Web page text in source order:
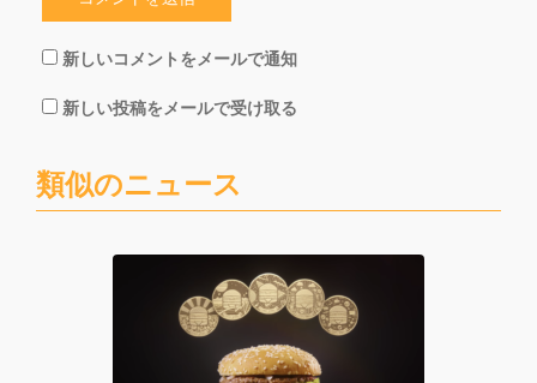
新しいコメントをメールで通知
新しい投稿をメールで受け取る
類似のニュース